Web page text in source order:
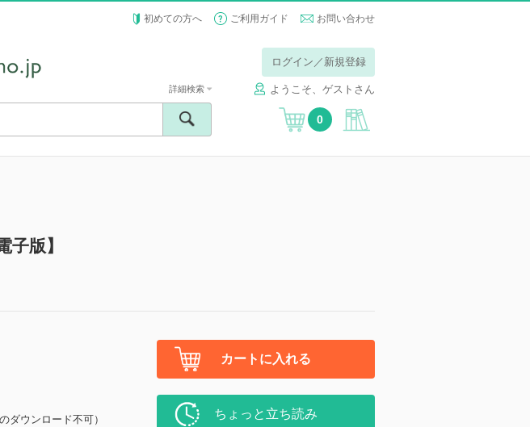
初めての方へ ご利用ガイド お問い合わせ
ログイン／新規登録
ようこそ、ゲストさん
詳細検索
0
子版】
ダウンロード不可）
カートに入れる
ちょっと立ち読み